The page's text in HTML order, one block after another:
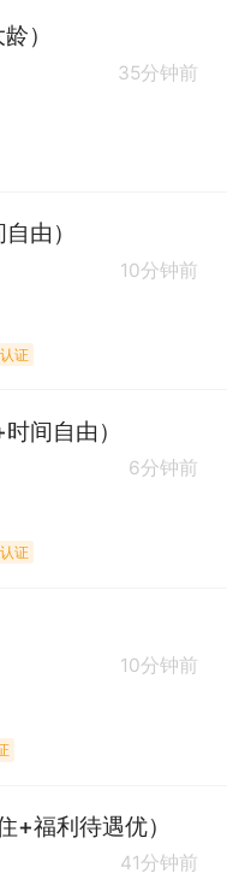
）
35分钟前
由）
10分钟前
认证
间自由）
6分钟前
认证
10分钟前
+福利待遇优）
41分钟前